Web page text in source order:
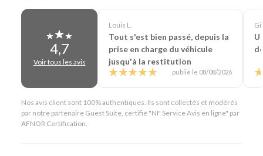
véhicules simple, économique et accessible. À Rezé, cette
philosophie s'exprime à travers une offre particulièrement
complète, des services pratiques comme la livraison de
véhicule, le départ 24h/24 sur demande, la location en aller
simple ou encore notre service de prise en charge des
voyageurs à l'aéroport de Nantes. Notre objectif est de
vous proposer le véhicule adapté à chacun de vos projets,
qu'ils soient personnels ou professionnels.
En résumé - Location de voiture à Rezé
4,7
Voir tous les avis
Louis L.
Tout s'est bien passé, depuis la
prise en charge du véhicule
jusqu'à la restitution
publié le 08/08/2026
Nos avis client sont 100% authentiques. Ils sont collectés et modérés
par notre partenaire Guest Suite, certifié "NF Service Avis en ligne" par
AFNOR Certification.